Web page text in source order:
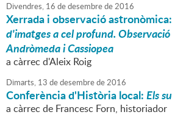
Divendres, 16 dedesembrede2016
Xerrada i observació astronòmica:
d'imatges a cel profund.
Andròmeda i Cassiopea
a càrrec d'Aleix Roig
Dimarts, 13 dedesembrede2016
Conferència d'Història local:Els
a càrrec de Francesc Forn, historiador